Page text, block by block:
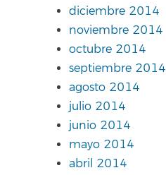
diciembre 2014
noviembre 2014
octubre 2014
septiembre 2014
agosto 2014
julio 2014
junio 2014
mayo 2014
abril 2014